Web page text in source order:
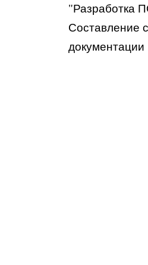
"Разработка
Составление
документации